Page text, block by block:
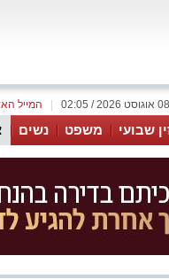
המייל 08 אוגוסט 2026 / 02:05
שבועי משפט נשים